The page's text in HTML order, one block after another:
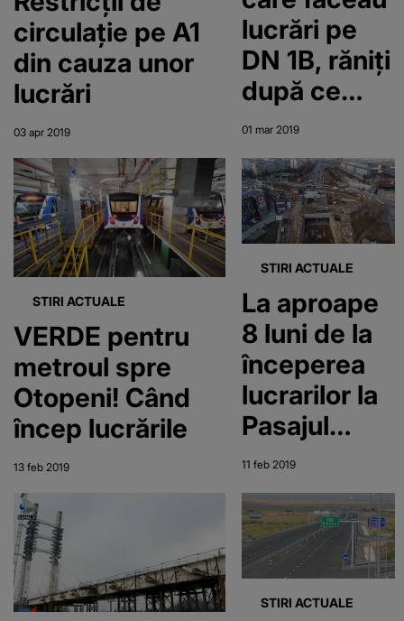
circulaţie pe A1
din cauza unor
lucrări
03 apr 2019
lucrări pe
DN 1B, răniţi
după ce
două maşini
s-au ciocnit
şi au ricoşat
în ei
01 mar 2019
STIRI ACTUALE
VERDE pentru
metroul spre
Otopeni! Când
încep lucrările
13 feb 2019
STIRI ACTUALE
La aproape
8 luni de la
începerea
lucrarilor la
Pasajul
Domnesti,
santierul
este
neschimbat!
11 feb 2019
STIRI ACTUALE